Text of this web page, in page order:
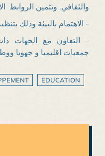
والثقافي. وتثمين الروابط
- الاهتمام بالبيئة وذلك
- التعاون مع الجهات
جمعيات اقليميا و جهويا
EDUCATION